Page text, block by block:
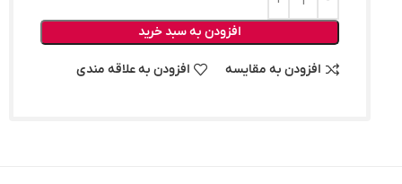
افزودن به سبد خرید
افزودن به مقایسه افزودن به علاقه مندی